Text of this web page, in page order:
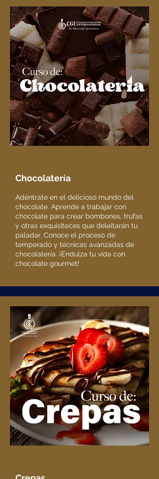
Chocolatería
Adéntrate en el delicioso mundo del
chocolate. Aprende a trabajar con
chocolate para crear bombones, trufas
y otras exquisiteces que deleitarán tu
paladar. Conoce el proceso de
temperado y técnicas avanzadas de
chocolatería. ¡Endulza tu vida con
chocolate gourmet!